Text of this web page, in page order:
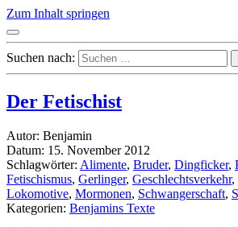
Zum Inhalt springen
Suchen nach:
Der Fetischist
Autor: Benjamin
Datum: 15. November 2012
Schlagwörter: Alimente, Bruder, Dingficker,
Fetischismus, Gerlinger, Geschlechtsverkehr,
Lokomotive, Mormonen, Schwangerschaft,
Kategorien: Benjamins Texte